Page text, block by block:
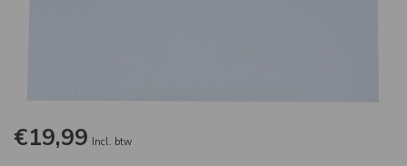
€19,99 Incl. btw